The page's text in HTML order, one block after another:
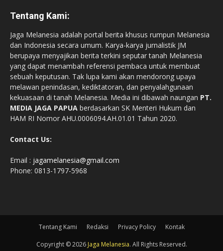
Tentang Kami:
Jaga Melanesia adalah portal berita khusus rumpun Melanesia
dan Indonesia secara umum. Karya-karya jurnalistik JM
berupaya menyajikan berita terkini seputar tanah Melanesia
yang dapat menambah referensi pembaca untuk membuat
sebuah keputusan. Tak lupa kami akan mendorong upaya
melawan penindasan, kediktatoran, dan penyalahgunaan
kekuasaan di tanah Melanesia. Media ini dibawah naungan PT.
MEDIA JAGA PAPUA berdasarkan SK Menteri Hukum dan
HAM RI Nomor AHU.0006094.AH.01.01 Tahun 2020.
Contact Us:
Email : jagamelanesia@gmail.com
Phone: 0813-1797-5968
Tentang Kami Redaksi Privacy Policy Kontak
Copyright © 2026 Jaga Melanesia. All Rights Reserved.